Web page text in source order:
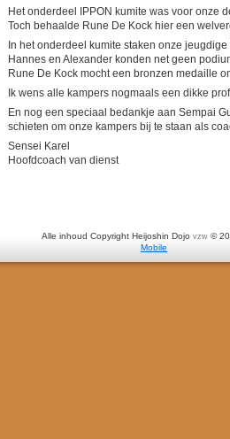
Het onderdeel IPPON kumite was voor onze
Toch behaalde Rune De Kock hier een
In het onderdeel kumite staken onze
Hannes en Alexander konden net geen
Rune De Kock mocht een bronzen medaille
Ik wens alle kampers nogmaals een dikke
En nog een speciaal bedankje aan Sempai
schieten om onze kampers bij te staan als
Sensei Karel
Hoofdcoach van dienst
Alle inhoud Copyright Heijoshin Dojo vzw©
Mobile